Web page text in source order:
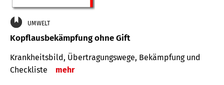
UMWELT
Kopflausbekämpfung ohne Gift
Krankheits­bild, Übertra­gungs­wege, Bekämpfung und
Check­liste
mehr